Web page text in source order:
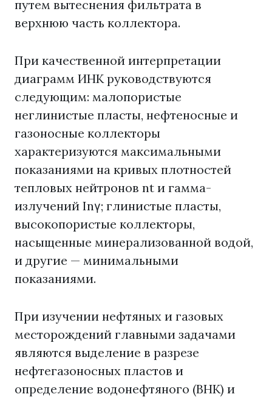
путем вытеснения фильтрата в
верхнюю часть коллектора.
При качественной интерпретации
диаграмм ИНК руководствуются
следующим: малопористые
неглинистые пласты, нефтеносные и
газоносные коллекторы
характеризуются максимальными
показаниями на кривых плотностей
тепловых нейтронов nt и гамма-
излучений Inγ; глинистые пласты,
высокопористые коллекторы,
насыщенные минерализованной водой,
и другие — минимальными
показаниями.
При изучении нефтяных и газовых
месторождений главными задачами
являются выделение в разрезе
нефтегазоносных пластов и
определение водонефтяного (ВНК) и